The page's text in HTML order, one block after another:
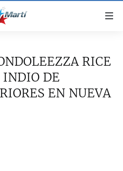
RICE
DE
EN NUEVA